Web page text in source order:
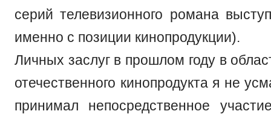
серий телевизионного романа
именно с позиции кинопродукции).
Личных заслуг в прошлом году в
отечественного кинопродукта я не
принимал непосредственное